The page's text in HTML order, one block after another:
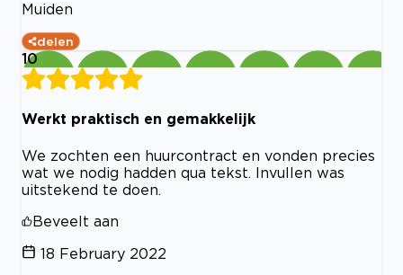
Muiden
delen
10
Werkt praktisch en gemakkelijk
We zochten een huurcontract en vonden precies
wat we nodig hadden qua tekst. Invullen was
uitstekend te doen.
Beveelt aan
18 February 2022